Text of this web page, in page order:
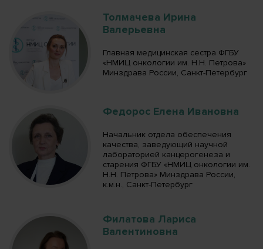
Толмачева Ирина
Валерьевна
Главная медицинская сестра ФГБУ
«НМИЦ онкологии им. Н.Н. Петрова»
Минздрава России, Санкт-Петербург
Федорос Елена Ивановна
Начальник отдела обеспечения
качества, заведующий научной
лабораторией канцерогенеза и
старения ФГБУ «НМИЦ онкологии им.
Н.Н. Петрова» Минздрава России,
к.м.н., Санкт-Петербург
Филатова Лариса
Валентиновна